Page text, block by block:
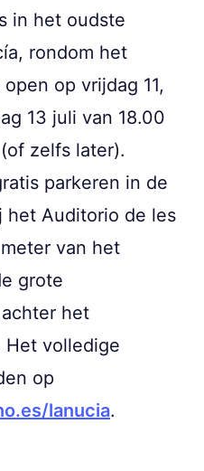
in het oudste
rondom het
op vrijdag 11,
13 juli van 18.00
zelfs later).
parkeren in de
het Auditorio de les
van het
grote
het
Het volledige
op
lanucia.